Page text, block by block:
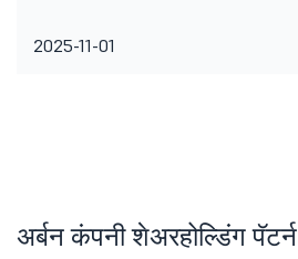
2025-11-01
अर्बन कंपनी शेअरहोल्डिंग पॅटर्न